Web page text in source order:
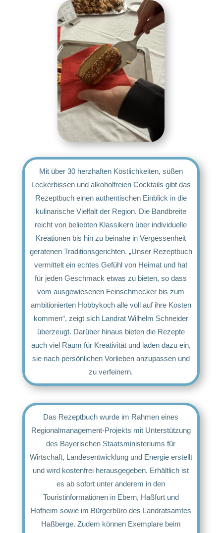
Mit über 30 herzhaften Köstlichkeiten, süßen
Leckerbissen und alkoholfreien Cocktails gibt das
Rezeptbuch einen authentischen Einblick in die
kulinarische Vielfalt der Region. Die Bandbreite
reicht von beliebten Klassikern über individuelle
Kreationen bis hin zu beinahe in Vergessenheit
geratenen Traditionsgerichten. „Unser Rezeptbuch
vermittelt ein echtes Gefühl von Heimat und hat
für jeden Geschmack etwas zu bieten, so dass
vom ausgewiesenen Feinschmecker bis zum
ambitionierten Hobbykoch alle voll auf ihre Kosten
kommen“, zeigt sich Landrat Wilhelm Schneider
überzeugt. Darüber hinaus bieten die Rezepte
auch viel Raum für Kreativität und laden dazu ein,
sie nach persönlichen Vorlieben anzupassen und
zu verfeinern.
Das Rezeptbuch wurde im Rahmen eines
Regionalmanagement-Projekts mit Unterstützung
des Bayerischen Staatsministeriums für
Wirtschaft, Landesentwicklung und Energie erstellt
und wird kostenfrei herausgegeben. Erhältlich ist
es ab sofort unter anderem in den
Touristinformationen in Ebern, Haßfurt und
Hofheim sowie im Bürgerbüro des Landratsamtes
Haßberge. Zudem können Exemplare beim